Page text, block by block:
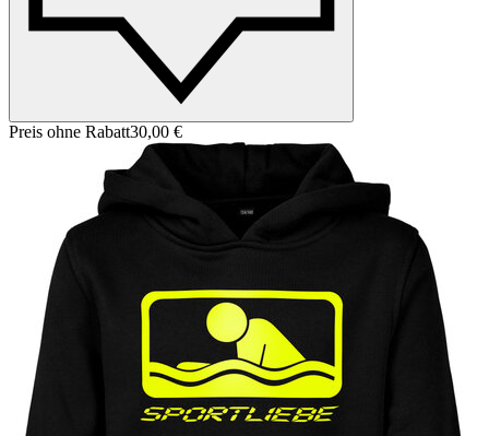
Preis ohne Rabatt30,00 €